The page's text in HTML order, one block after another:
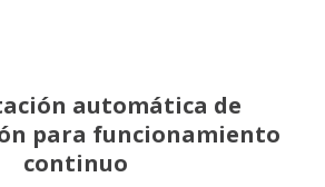
automática de
para funcionamiento
continuo